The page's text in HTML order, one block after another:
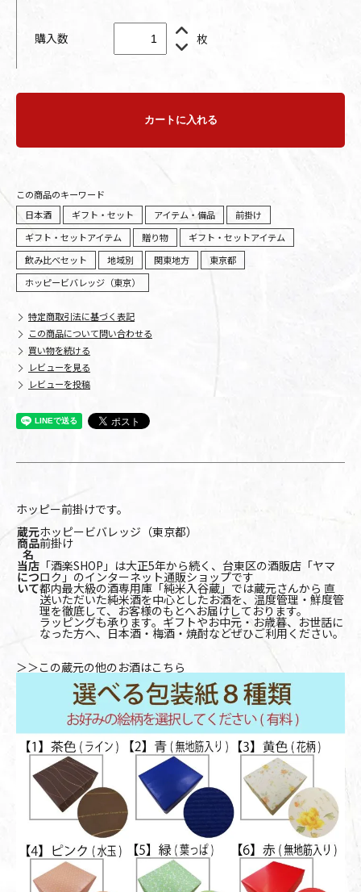
購入数 枚
カートに入れる
この商品のキーワード
日本酒
ギフト・セット アイテム・備品
前掛け
ギフト・セットアイテム
贈り物
ギフト・セットアイテム
飲み比べセット
地域別 関東地方
東京都
ホッピービバレッジ（東京）
特定商取引法に基づく表記
この商品について問い合わせる
買い物を続ける
レビューを見る
レビューを投稿
ホッピー前掛けです。
蔵元ホッピービバレッジ（東京都）
商品
名
前掛け
当店
につ
いて
「酒楽SHOP」は大正5年から続く、台東区の酒販店「ヤマ
ロク」のインターネット通販ショップです
都内最大級の酒専用庫「純米入谷蔵」では蔵元さんから 直
送いただいた純米酒を中心としたお酒を、温度管理・鮮度管
理を徹底して、お客様のもとへお届けしております。
ラッピングも承ります。ギフトやお中元・お歳暮、お世話に
なった方へ、日本酒・梅酒・焼酎などぜひご利用ください。
＞＞この蔵元の他のお酒はこちら